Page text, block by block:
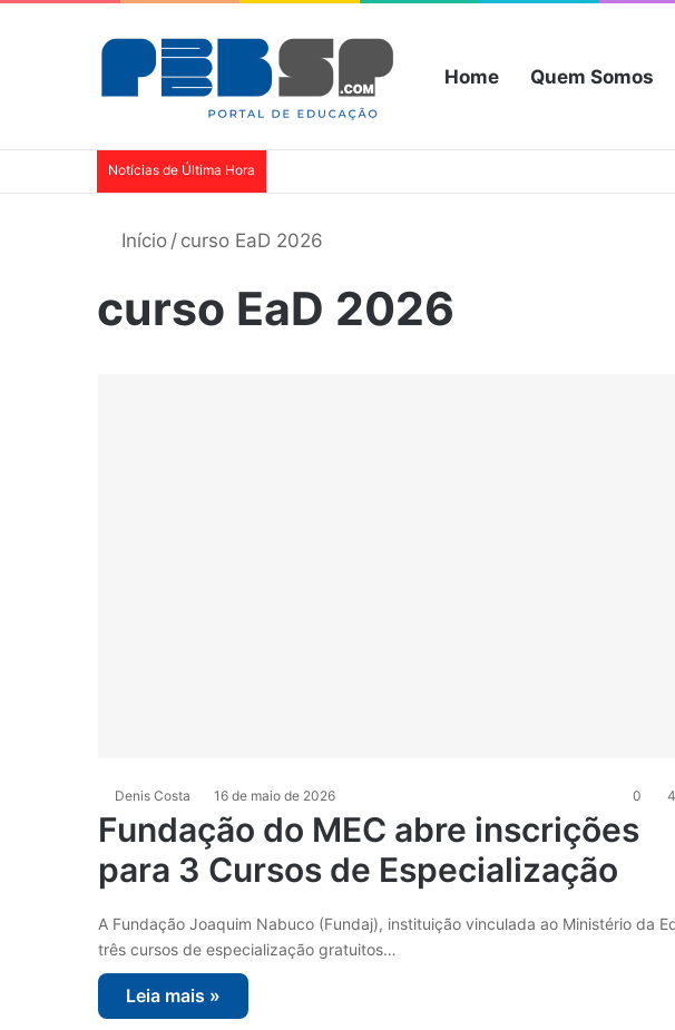
Home Quem Somos
Notícias de Última Hora
Início / curso EaD 2026
curso EaD 2026
Denis Costa 16 de maio de 2026 0
Fundação do MEC abre inscrições
para 3 Cursos de Especialização
A Fundação Joaquim Nabuco (Fundaj), instituição vinculada ao Ministério da
três cursos de especialização gratuitos…
Leia mais »